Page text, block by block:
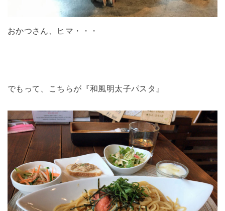
おかつさん、ヒマ・・・
でもって、こちらが『和風明太子パスタ』